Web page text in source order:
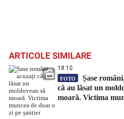
ARTICOLE SIMILARE
18:10
FOTO
Șase
că au lăsat un
moară. Victima